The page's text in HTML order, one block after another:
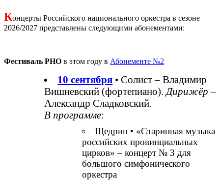
Концерты Российского национального оркестра в сезоне
2026/2027 представлены следующими абонементами:
Фестиваль РНО в этом году в Абонементе №2
10 сентября • Cолист – Владимир
Вишневский (фортепиано). Дирижёр –
Александр Сладковский.
В программе:
Щедрин • «Старинная музыка
российских провинциальных
цирков» – концерт № 3 для
большого симфонического
оркестра